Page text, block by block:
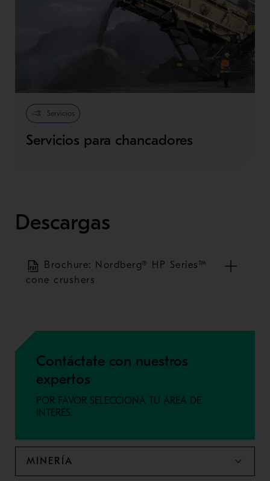
Servicios
Servicios para chancadores
Descargas
Brochure: Nordberg® HP Series™
cone crushers
Contáctate con nuestros
expertos
POR FAVOR SELECCIONA TU ÁREA DE
INTERÉS.
MINERÍA